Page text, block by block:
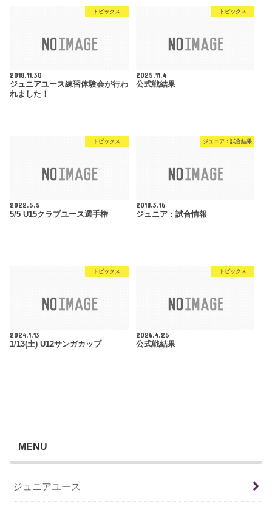
トピックス
2018.11.30
ジュニアユース練習体験会が行わ
れました！
トピックス
2025.11.4
公式戦結果
トピックス
2022.5.5
5/5 U15クラブユース選手権
ジュニア：試合結果
2018.3.16
ジュニア：試合情報
トピックス
2024.1.13
1/13(土) U12サンガカップ
トピックス
2026.4.25
公式戦結果
MENU
ジュニアユース